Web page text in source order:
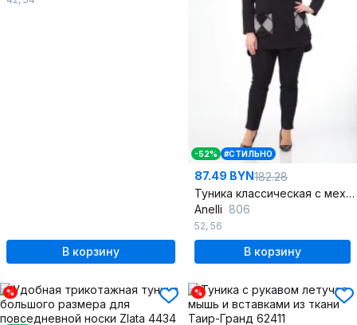
В корзину
-52% #СТИЛЬНО
87.49 BYN182.28
Туника классическая с меховыми карманами и асимметричным низом
Anelli 806
52, 56
В корзину
% %